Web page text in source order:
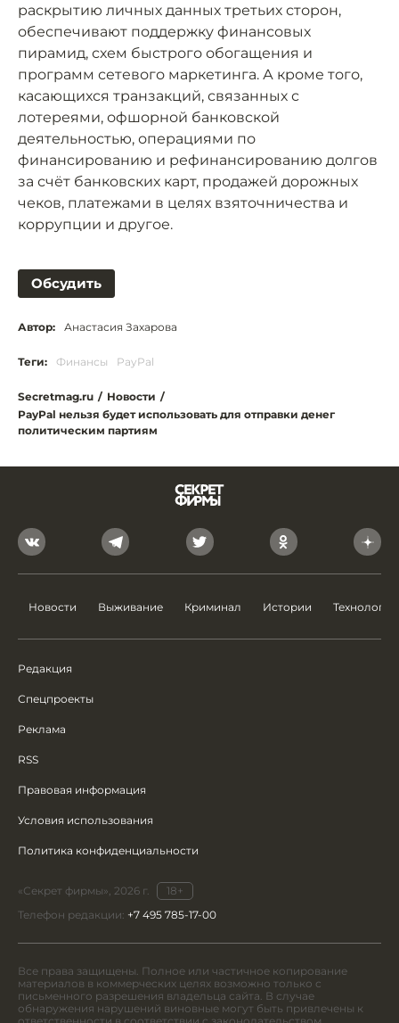
раскрытию личных данных третьих сторон,
обеспечивают поддержку финансовых
пирамид, схем быстрого обогащения и
программ сетевого маркетинга. А кроме того,
касающихся транзакций, связанных с
лотереями, офшорной банковской
деятельностью, операциями по
финансированию и рефинансированию долгов
за счёт банковских карт, продажей дорожных
чеков, платежами в целях взяточничества и
коррупции и другое.
Обсудить
Автор: Анастасия Захарова
Теги: Финансы PayPal
Secretmag.ru / Новости /
PayPal нельзя будет использовать для отправки денег
политическим партиям
Новости Выживание Криминал Истории Технологии
Редакция
Спецпроекты
Реклама
RSS
Правовая информация
Условия использования
Политика конфиденциальности
«Секрет фирмы», 2026 г.
18+
Телефон редакции: +7 495 785-17-00
Все права защищены. Полное или частичное копирование
материалов в коммерческих целях возможно только с
письменного разрешения владельца сайта. В случае
обнаружения нарушений виновные могут быть привлечены к